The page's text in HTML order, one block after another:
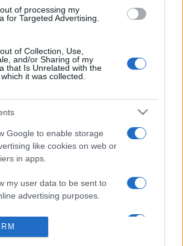
of processing my
for Targeted Advertising.
of Collection, Use,
and/or Sharing of my
that Is Unrelated with the
it was collected.
Google to enable storage
like cookies on web or
in apps.
my user data to be sent to
advertising purposes.
Google to send me
a Vígszínház tagjaként, majd
dolgozott, 2003-ban
Színházhoz.
művész 47 éves korában, március 23-
Színház és a Vígszínház saját
adományjegyet bocsátott ki Kaszás
MEGOSZTÁS